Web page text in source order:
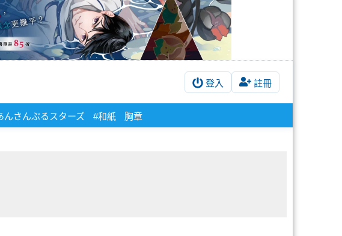
登入 註冊
んさんぶるスターズ #和紙 胸章